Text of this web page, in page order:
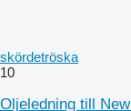
skördetröska
10
Oljeledning till